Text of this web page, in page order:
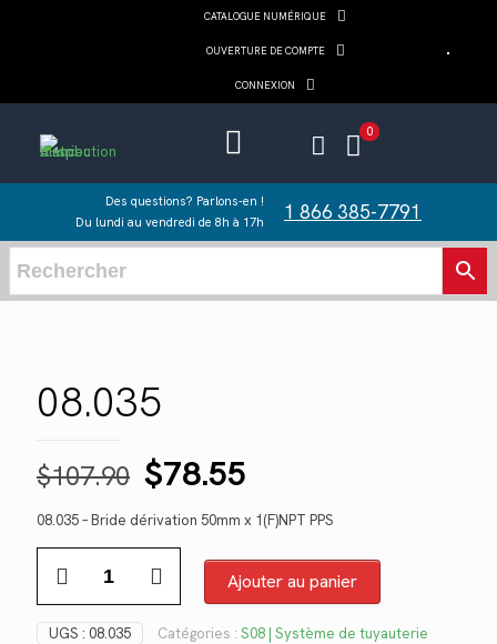
CATALOGUE NUMÉRIQUE
OUVERTURE DE COMPTE
CONNEXION
0
Des questions? Parlons-en !
Du lundi au vendredi de 8h à 17h
1 866 385-7791
08.035
$107.90 Le
prix
initial
était :
$107.90.
$78.55
prix
actuel
est :
$78.55.
08.035 – Bride dérivation 50mm x 1(F)NPT PPS
Ajouter au panier
UGS : 08.035 Catégories : S08 | Système de tuyauterie